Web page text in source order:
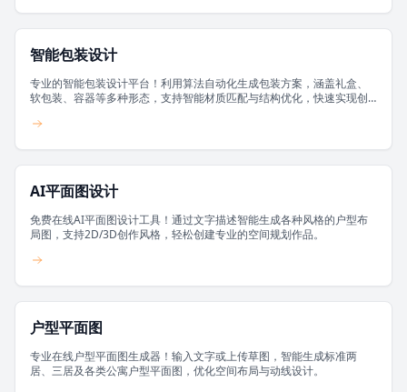
智能包装设计
专业的智能包装设计平台！利用算法自动化生成包装方案，涵盖礼盒、
软包装、容器等多种形态，支持智能材质匹配与结构优化，快速实现创
AI平面图设计
免费在线AI平面图设计工具！通过文字描述智能生成各种风格的户型布
局图，支持2D/3D创作风格，轻松创建专业的空间规划作品。
户型平面图
专业在线户型平面图生成器！输入文字或上传草图，智能生成标准两
居、三居及各类公寓户型平面图，优化空间布局与动线设计。